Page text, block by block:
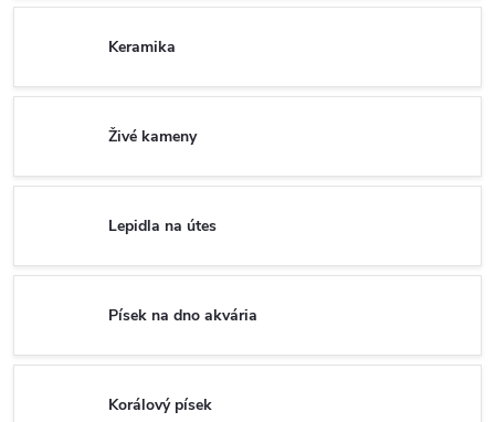
Keramika
Živé kameny
Lepidla na útes
Písek na dno akvária
Korálový písek